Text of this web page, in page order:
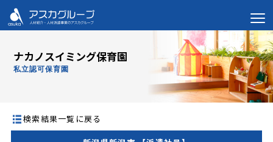
ナカノスイミング保育園
私立認可保育園
検索結果一覧に戻る